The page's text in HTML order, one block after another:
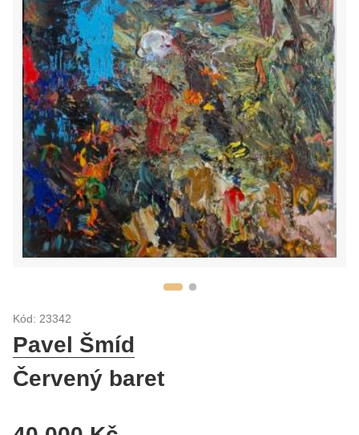
Kód: 23342
Pavel Šmíd
Červený baret